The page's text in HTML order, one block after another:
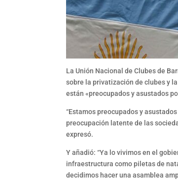
La Unión Nacional de Clubes de
sobre la privatización de clubes y
están «preocupados y asustados
“Estamos preocupados y
preocupación latente de las
expresó.
Y añadió: “Ya lo vivimos en el
infraestructura como piletas de
decidimos hacer una asamblea